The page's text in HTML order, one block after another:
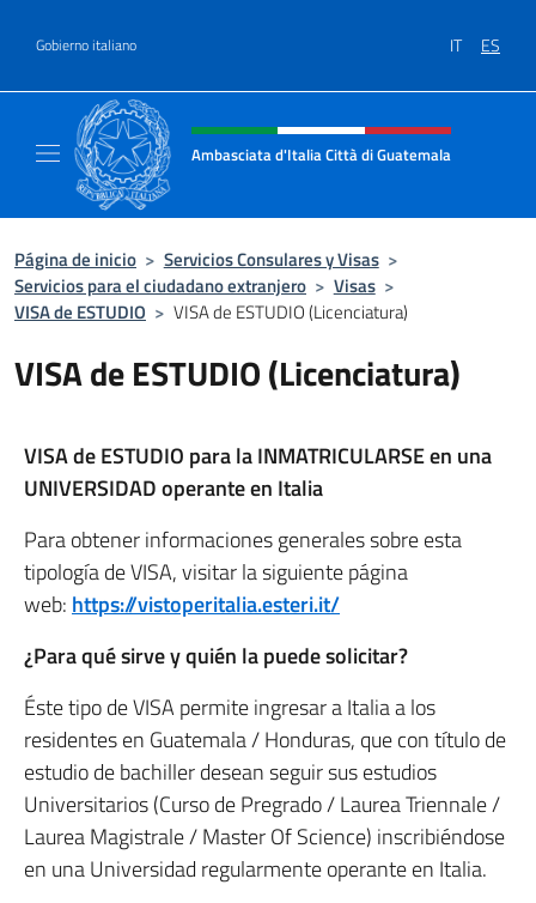
Gobierno italiano IT ES
Encabezado del sitio web,
Ambasciata d'Italia Città di Guatemala
Página de inicio > Servicios Consulares y Visas >
Servicios para el ciudadano extranjero > Visas >
VISA de ESTUDIO > VISA de ESTUDIO (Licenciatura)
VISA de ESTUDIO (Licenciatura)
VISA de ESTUDIO para la INMATRICULARSE en una
UNIVERSIDAD operante en Italia
Para obtener informaciones generales sobre esta
tipología de VISA, visitar la siguiente página
web: https://vistoperitalia.esteri.it/
¿Para qué sirve y quién la puede solicitar?
Éste tipo de VISA permite ingresar a Italia a los
residentes en Guatemala / Honduras, que con título de
estudio de bachiller desean seguir sus estudios
Universitarios (Curso de Pregrado / Laurea Triennale /
Laurea Magistrale / Master Of Science) inscribiéndose
en una Universidad regularmente operante en Italia.